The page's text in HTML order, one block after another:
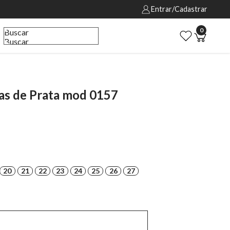
Entrar/Cadastrar
Buscar
Buscar
0
de Prata mod 0157
20 21 22 23 24 25 26
27